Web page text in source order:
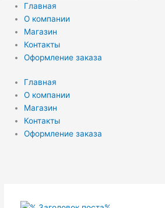
Главная
О компании
Магазин
Контакты
Оформление заказа
Главная
О компании
Магазин
Контакты
Оформление заказа